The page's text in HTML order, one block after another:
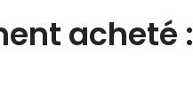
acheté :